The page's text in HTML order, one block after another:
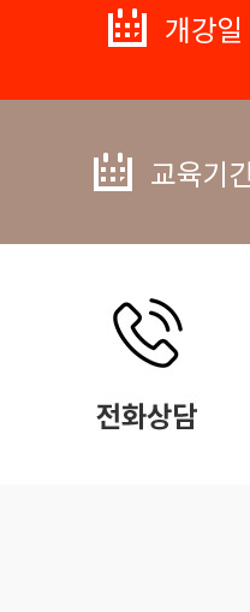
개강일
교육기